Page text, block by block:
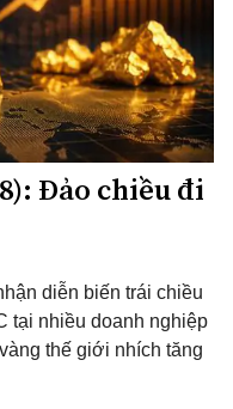
Đảo chiều đi
diễn biến trái chiều
tại nhiều doanh nghiệp
thế giới nhích tăng